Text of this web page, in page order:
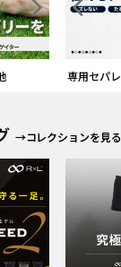
第二弾 メリノ
レクションを見る